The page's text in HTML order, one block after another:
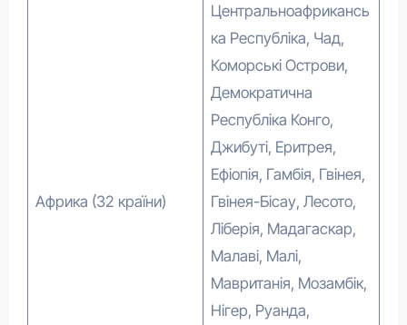
Африка (32 країни)
Центральноафрикансь
ка Республіка, Чад,
Коморські Острови,
Демократична
Республіка Конго,
Джибуті, Еритрея,
Ефіопія, Гамбія, Гвінея,
Гвінея-Бісау, Лесото,
Ліберія, Мадагаскар,
Малаві, Малі,
Мавританія, Мозамбік,
Нігер, Руанда,